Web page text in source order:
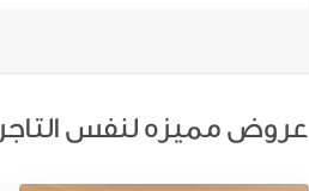
عروض مميزه لنفس التاجر